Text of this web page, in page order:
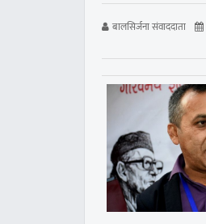
बालसिर्जना संवाददाता